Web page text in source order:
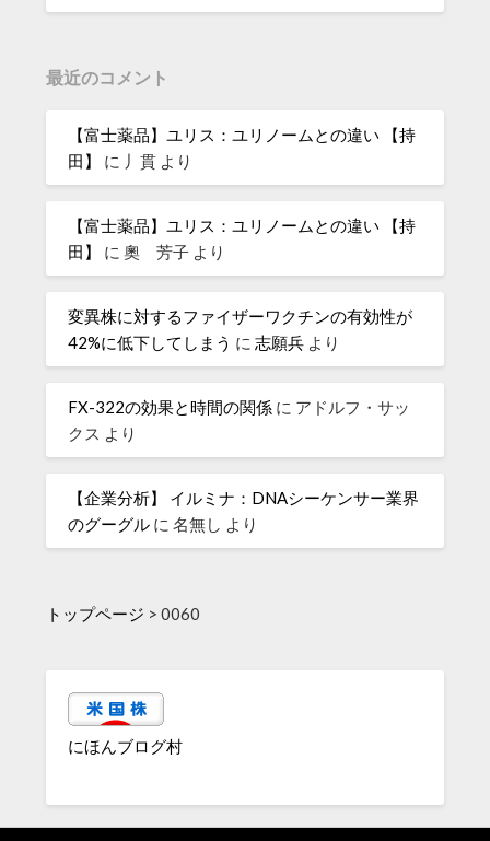
最近のコメント
【富士薬品】ユリス：ユリノームとの違い 【持
田】
に 丿貫 より
【富士薬品】ユリス：ユリノームとの違い 【持
田】
に奧 芳子 より
変異株に対するファイザーワクチンの有効性が
42%に低下してしまう に志願兵 より
FX-322の効果と時間の関係 に アドルフ・サッ
クス より
【企業分析】 イルミナ：DNAシーケンサー業界
のグーグル に名無し より
トップページ >0060
にほんブログ村